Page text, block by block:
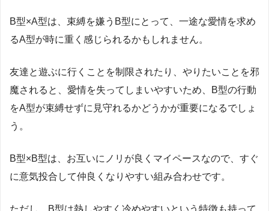
B型×A型は、束縛を嫌う B型にとって、一途な愛情を求め
るA型が時に重く感じられるかもしれません。
友達と遊ぶに行くことを制限されたり、やりたいことを邪
魔されると、愛情を失ってしまいやすいため、
B型の行動
をA型が束縛せずに見守れるかどうかが重要になるでしょ
う。
B型×B型は、お互いにノリが良くマイペースなので、すぐ
に意気投合して仲良くなりやすい組み合わせです。
ただし、 B型は熱しやすく冷めやすいという特徴も持って